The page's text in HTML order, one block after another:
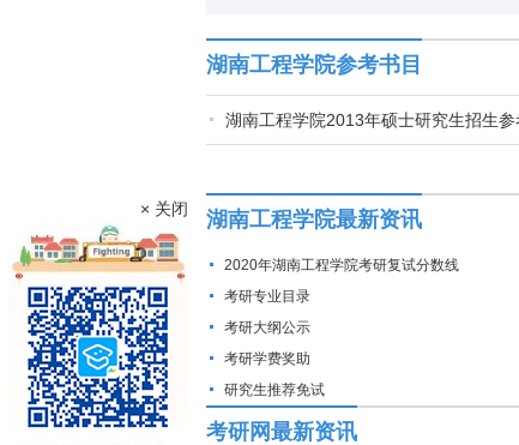
湖南工程学院参考书目
湖南工程学院2013年硕士研究生招生参
湖南工程学院最新资讯
2020年湖南工程学院考研复试分数线
考研专业目录
考研大纲公示
考研学费奖助
研究生推荐免试
考研网最新资讯
× 关闭